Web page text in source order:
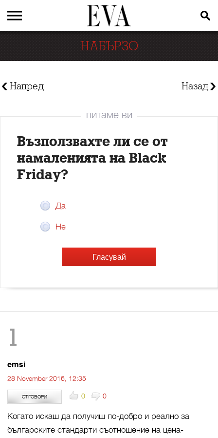
НАБЪРЗО
Напред Назад
питаме ви
Възползвахте ли се от
намаленията на Black
Friday?
Да
Не
1
emsi
28 November 2016, 12:35
ОТГОВОРИ 0 0
Когато искаш да получиш по-добро и реално за
българските стандарти съотношение на цена-